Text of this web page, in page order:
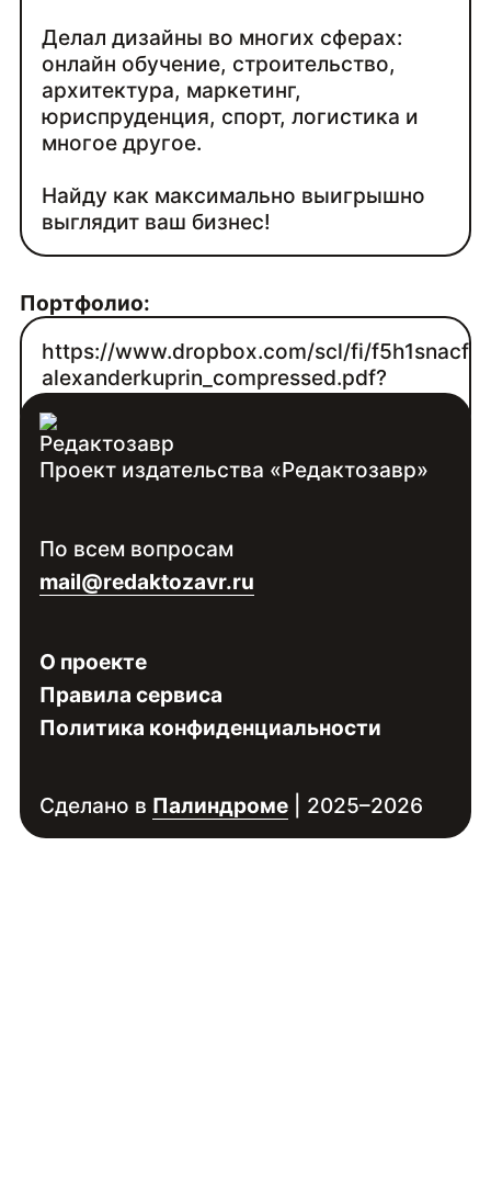
Делал дизайны во многих сферах:
онлайн обучение, строительство,
архитектура, маркетинг,
юриспруденция, спорт, логистика и
многое другое.
Найду как максимально выигрышно
выглядит ваш бизнес!
Портфолио:
https://www.dropbox.com/scl/fi/
alexanderkuprin_compressed.pdf?
Контакты:
Войдите
специалиста
Проект издательства «Редактозавр»
По всем вопросам
mail@redaktozavr.ru
О проекте
Правила сервиса
Политика конфиденциальности
Сделано в Палиндроме| 2025–2026